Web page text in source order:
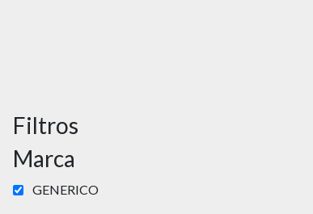
Filtros
Marca
GENERICO